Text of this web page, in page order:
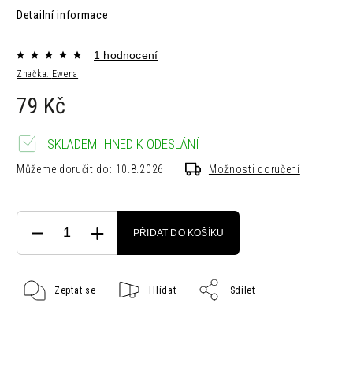
Detailní informace
Značka: Ewena
1 hodnocení
79 Kč
SKLADEM IHNED K ODESLÁNÍ
Můžeme doručit do: 10.8.2026 Možnosti doručení
PŘIDAT DO KOŠÍKU
Zeptat se Hlídat Sdílet